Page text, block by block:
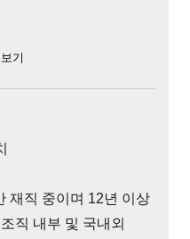
기
재직 중이며 12년 이상
직 내부 및 국내외